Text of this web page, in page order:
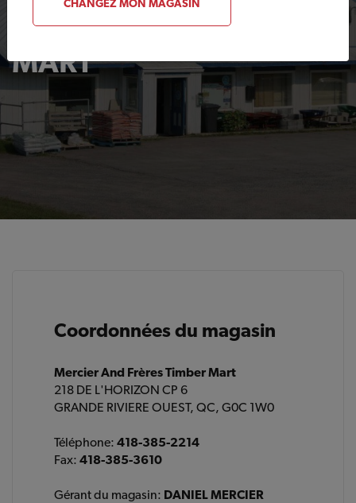
Votre magasin TIMBER
MART
Coordonnées du magasin
Mercier And Frères Timber Mart
218 DE L'HORIZON CP 6
GRANDE RIVIERE OUEST, QC, G0C 1W0
Téléphone:418-385-2214
Fax:418-385-3610
Gérant du magasin: DANIEL MERCIER
CHANGEZ MON MAGASIN